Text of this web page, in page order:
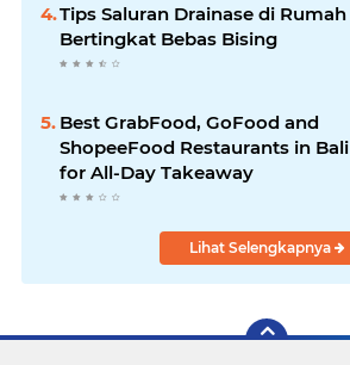
Tips Saluran Drainase di Rumah
Bertingkat Bebas Bising
Best GrabFood, GoFood and
ShopeeFood Restaurants in Bali
for All-Day Takeaway
Lihat Selengkapnya